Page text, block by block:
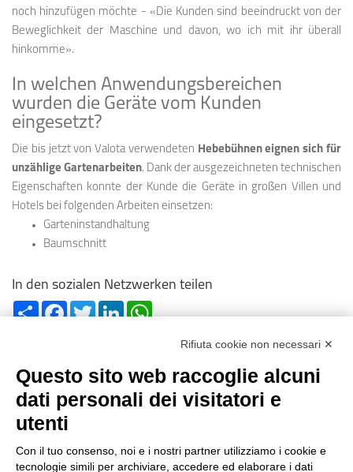
noch hinzufügen möchte - «Die Kunden sind beeindruckt von der
Beweglichkeit der Maschine und davon, wo ich mit ihr überall
hinkomme».
In welchen Anwendungsbereichen
wurden die Geräte vom Kunden
eingesetzt?
Die bis jetzt von Valota verwendeten Hebebühnen eignen sich für
unzählige Gartenarbeiten. Dank der ausgezeichneten technischen
Eigenschaften konnte der Kunde die Geräte in großen Villen und
Hotels bei folgenden Arbeiten einsetzen:
Garteninstandhaltung
Baumschnitt
In den sozialen Netzwerken teilen
Share FacebookTwitterLinkedIn
Reg. Impr. C.C.I.A.A. 01996640239
R.E.A. 210602
Cod. Fisc. e
P. IVA 01996640239
Rifiuta cookie non necessari ✕
Questo sito web raccoglie alcuni
dati personali dei visitatori e
utenti
Con il tuo consenso, noi e i nostri partner utilizziamo i cookie e
tecnologie simili per archiviare, accedere ed elaborare i dati